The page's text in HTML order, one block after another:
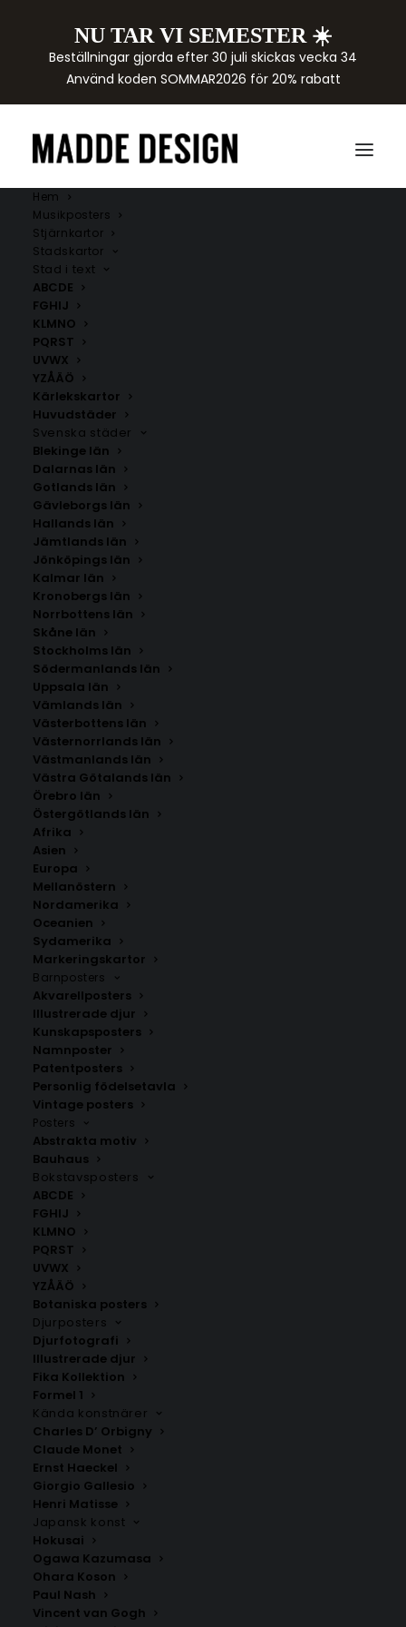
NU TAR VI SEMESTER ☀️
Beställningar gjorda efter 30 juli skickas vecka 34
Använd koden SOMMAR2026 för 20% rabatt
Hem
Musikposters
Stjärnkartor
Stadskartor
Stad i text
ABCDE
FGHIJ
KLMNO
PQRST
UVWX
YZÅÄÖ
Kärlekskartor
Huvudstäder
Svenska städer
Blekinge län
Dalarnas län
Gotlands län
Gävleborgs län
Hallands län
Jämtlands län
Jönköpings län
Kalmar län
Kronobergs län
Norrbottens län
Skåne län
Stockholms län
Södermanlands län
Uppsala län
Vämlands län
Västerbottens län
Västernorrlands län
Västmanlands län
Västra Götalands län
Örebro län
Östergötlands län
Afrika
Asien
Europa
Mellanöstern
Nordamerika
Oceanien
Sydamerika
Markeringskartor
Barnposters
Akvarellposters
Illustrerade djur
Kunskapsposters
Namnposter
Patentposters
Personlig födelsetavla
Vintage posters
Posters
Abstrakta motiv
Bauhaus
Bokstavsposters
ABCDE
FGHIJ
KLMNO
PQRST
UVWX
YZÅÄÖ
Botaniska posters
Djurposters
Djurfotografi
Illustrerade djur
Fika Kollektion
Formel 1
Kända konstnärer
Charles D’ Orbigny
Claude Monet
Ernst Haeckel
Giorgio Gallesio
Henri Matisse
Japansk konst
Hokusai
Ogawa Kazumasa
Ohara Koson
Paul Nash
Vincent van Gogh
Poster med bokstaven P i leopardmönster
Storlek
99.00kr
Namn
LÄGG TILL I VARUKORG
Ge barnrummet en personlig touch med vår poster
med namn och bokstaven P i leopardmönster.
Anpassa med namn för en unik väggdekoration.
Barnposters,Bokstavsposters
med bokstäver P Q R S T
Poster med bokstaven O – Serif
Fr.99.00 kr